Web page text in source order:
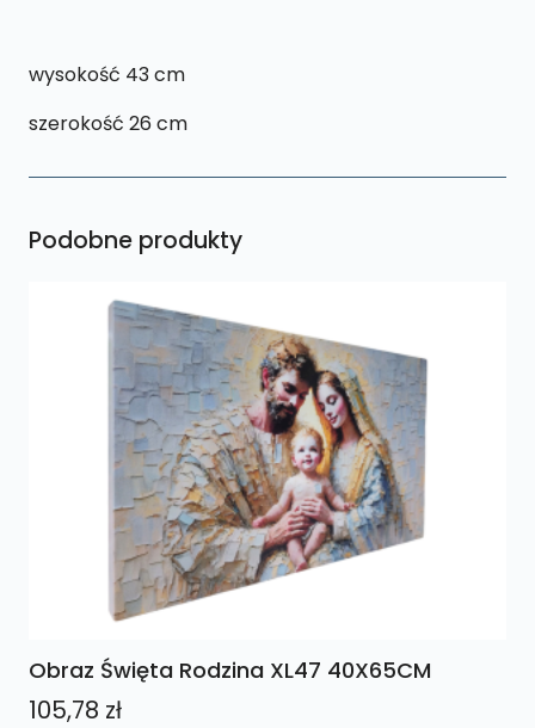
wysokość 43 cm
szerokość 26 cm
Podobne produkty
Obraz Święta Rodzina XL47 40X65CM
105,78 zł